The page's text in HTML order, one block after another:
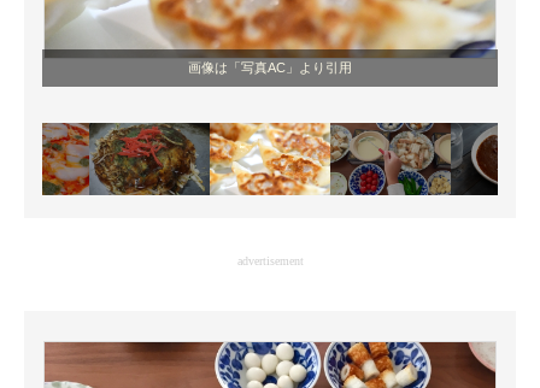
画像は「写真AC」より引用
advertisement